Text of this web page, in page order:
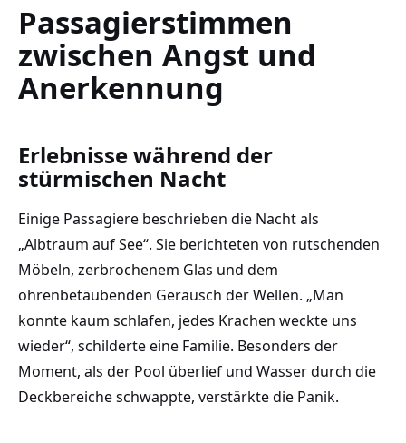
Passagierstimmen
zwischen Angst und
Anerkennung
Erlebnisse während der
stürmischen Nacht
Einige Passagiere beschrieben die Nacht als
„Albtraum auf See“. Sie berichteten von rutschenden
Möbeln, zerbrochenem Glas und dem
ohrenbetäubenden Geräusch der Wellen. „Man
konnte kaum schlafen, jedes Krachen weckte uns
wieder“, schilderte eine Familie. Besonders der
Moment, als der Pool überlief und Wasser durch die
Deckbereiche schwappte, verstärkte die Panik.